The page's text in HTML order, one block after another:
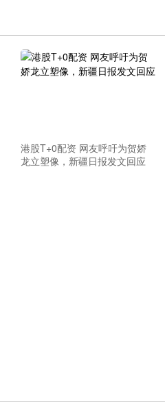
港股T+0配资 网友呼吁为贺娇
龙立塑像，新疆日报发文回应